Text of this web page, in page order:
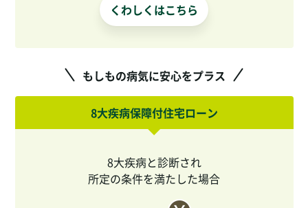
くわしくはこちら
もしもの病気に安心をプラス
8大疾病保障付住宅ローン
8大疾病と診断され
所定の条件を満たした場合